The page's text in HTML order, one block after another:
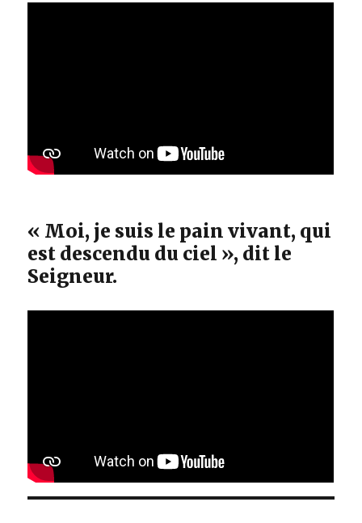
« Moi, je suis le pain vivant, qui
est descendu du ciel », dit le
Seigneur.